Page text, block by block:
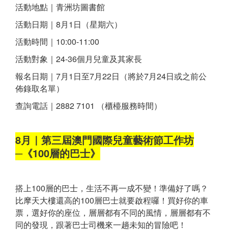
活動地點｜青洲坊圖書館
活動日期｜8月1日（星期六）
活動時間｜10:00-11:00
活動對象｜24-36個月兒童及其家長
報名日期｜7月1日至7月22日（將於7月24日或之前公
佈錄取名單）
查詢電話｜2882 7101 （櫃檯服務時間）
8月｜第三屆澳門國際兒童藝術節工作坊
─《100層的巴士》
搭上100層的巴士，生活不再一成不變！準備好了嗎？
比摩天大樓還高的100層巴士就要啟程囉！買好你的車
票，選好你的座位，層層都有不同的風情，層層都有不
同的發現，跟著巴士司機來一趟未知的冒險吧！